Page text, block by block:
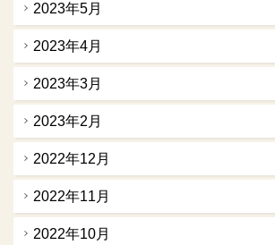
2023年5月
2023年4月
2023年3月
2023年2月
2022年12月
2022年11月
2022年10月